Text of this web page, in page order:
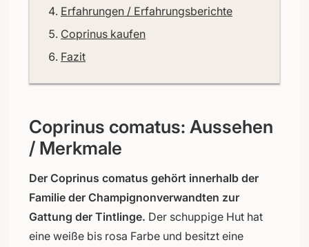
Erfahrungen / Erfahrungsberichte
Coprinus kaufen
Fazit
Coprinus comatus: Aussehen
/ Merkmale
Der Coprinus comatus gehört innerhalb der
Familie der Champignonverwandten zur
Gattung der Tintlinge. Der schuppige Hut hat
eine weiße bis rosa Farbe und besitzt eine